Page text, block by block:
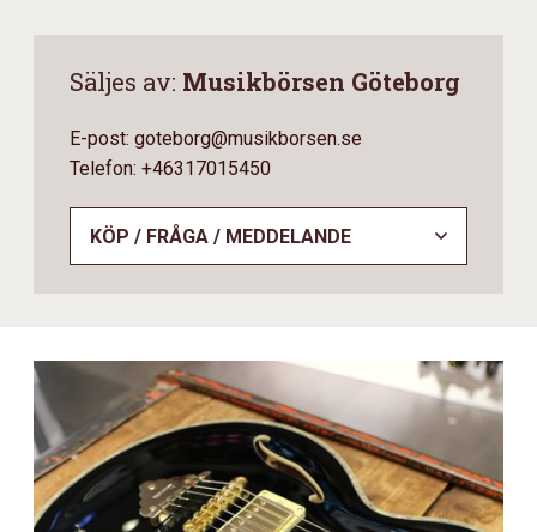
Säljes av: Musikbörsen Göteborg
E-post: goteborg@musikborsen.se
Telefon: +46317015450
KÖP / FRÅGA / MEDDELANDE